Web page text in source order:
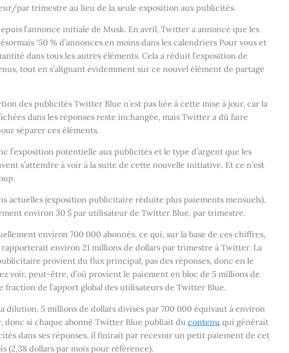
par trimestre au lieu de la seule exposition aux publicités.
l’annonce initiale de Musk. En avril, Twitter a annoncé que les
‘50 % d’annonces en moins dans les calendriers Pour vous et
dans tous les autres éléments. Cela a réduit l’exposition de
tout en s’alignant évidemment sur ce nouvel élément de partage
des publicités Twitter Blue n’est pas liée à cette mise à jour, car la
dans les réponses reste inchangée, mais Twitter a dû faire
séparer ces éléments.
l’exposition potentielle aux publicités et le type d’argent que les
s’attendre à voir à la suite de cette nouvelle initiative. Et ce n’est
actuelles (exposition publicitaire réduite plus paiements mensuels),
environ 30 $ par utilisateur de Twitter Blue, par trimestre.
environ 700 000 abonnés, ce qui, sur la base de ces chiffres,
environ 21 millions de dollars par trimestre à Twitter. La
provient du flux principal, pas des réponses, donc en le
voir, peut-être, d’où provient le paiement en bloc de 5 millions de
fraction de l’apport global des utilisateurs de Twitter Blue.
dilution. 5 millions de dollars divisés par 700 000 équivaut à environ
donc si chaque abonné Twitter Blue publiait du contenu qui générait
dans ses réponses, il finirait par recevoir un petit paiement de cet
(2,38 dollars par mois pour référence).